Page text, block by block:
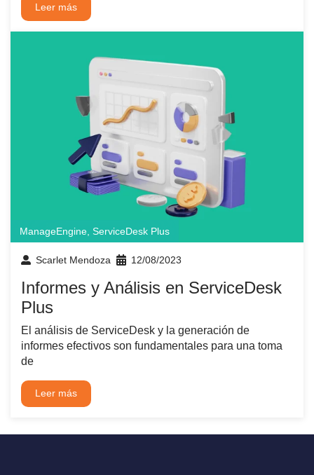
Leer más
ManageEngine ServiceDesk Plus
Scarlet Mendoza 12/08/2023
Informes y Análisis en ServiceDesk
Plus
El análisis de ServiceDesk y la generación de
informes efectivos son fundamentales para una toma
de
Leer más